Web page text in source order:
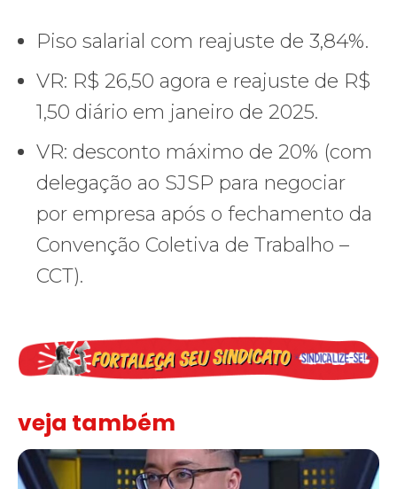
Piso salarial com reajuste de 3,84%.
VR: R$ 26,50 agora e reajuste de R$
1,50 diário em janeiro de 2025.
VR: desconto máximo de 20% (com
delegação ao SJSP para negociar
por empresa após o fechamento da
Convenção Coletiva de Trabalho –
CCT).
veja também
Solidariedade ao jornalista Caê Vasconcelos e repúdio aos